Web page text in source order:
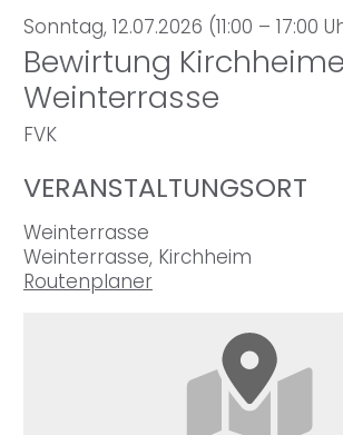
Sonntag, 12.07.2026 (11:00 – 17:00
Bewirtung
Weinterrasse
FVK
VERANSTALTUNGSORT
Weinterrasse
Weinterrasse, Kirchheim
Routenplaner